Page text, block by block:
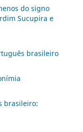
do signo
Sucupira e
brasileiro
brasileiro: